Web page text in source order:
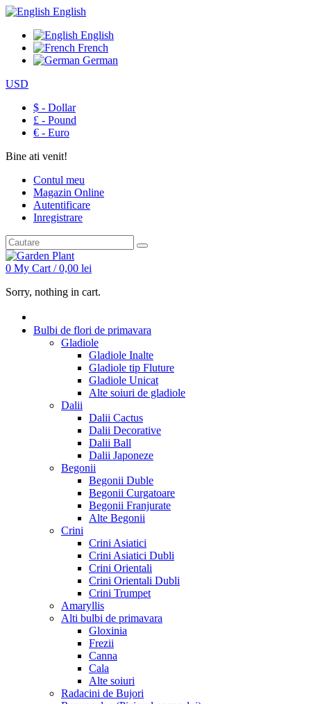
English
English
French
German
USD
$ - Dollar
£ - Pound
€ - Euro
Bine ati venit!
Contul meu
Magazin Online
Autentificare
Inregistrare
0 My Cart /0,00 lei
Sorry, nothing in cart.
Bulbi de flori de primavara
Gladiole
Gladiole Inalte
Gladiole tip Fluture
Gladiole Unicat
Alte soiuri de gladiole
Dalii
Dalii Cactus
Dalii Decorative
Dalii Ball
Dalii Japoneze
Begonii
Begonii Duble
Begonii Curgatoare
Begonii Franjurate
Alte Begonii
Crini
Crini Asiatici
Crini Asiatici Dubli
Crini Orientali
Crini Orientali Dubli
Crini Trumpet
Amaryllis
Alti bulbi de primavara
Gloxinia
Frezii
Canna
Cala
Alte soiuri
Radacini de Bujori